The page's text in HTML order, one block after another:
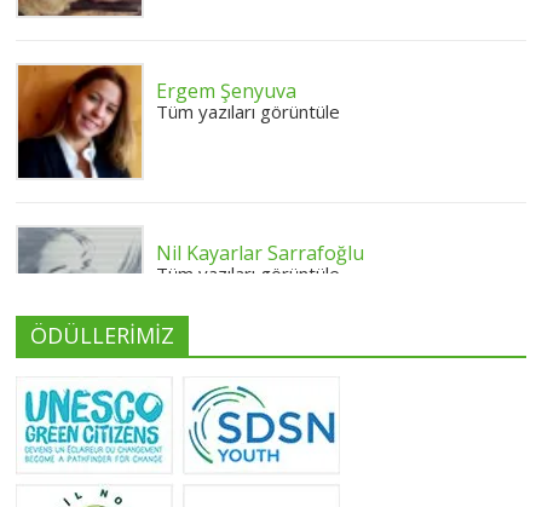
Ergem Şenyuva
Tüm yazıları görüntüle
Nil Kayarlar Sarrafoğlu
Tüm yazıları görüntüle
Yeliz Yılmaz
Tüm yazıları görüntüle
ÖDÜLLERİMİZ